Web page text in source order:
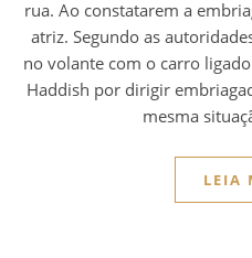
rua. Ao constatarem a
atriz. Segundo as
no volante com o carro
Haddish por dirigir
mesma
LEIA